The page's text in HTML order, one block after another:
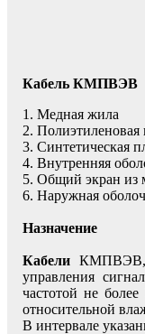
Кабель КМПВЭВ
1. Медная жила
2. Полиэтиленовая
3. Синтетическая
4. Внутренняя
5. Общий экран из
6. Наружная
Назначение
Кабели КМПВЭВ,
управления
частотой не
относительной
В интервале